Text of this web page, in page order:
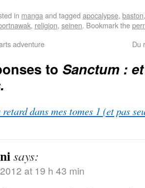
in manga and tagged apocalypse, baston
, religion, seinen. Bookmark the
adventure Du
to Sanctum :
dans mes tomes 1 (et pas
says:
at 19 h 43 min